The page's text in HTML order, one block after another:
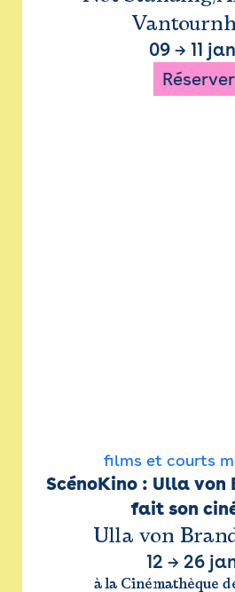
09→ 11
Réserver
films et courts
ScénoKino : Ulla von
fait son
Ulla von
12 → 26
à la Cinémathèque